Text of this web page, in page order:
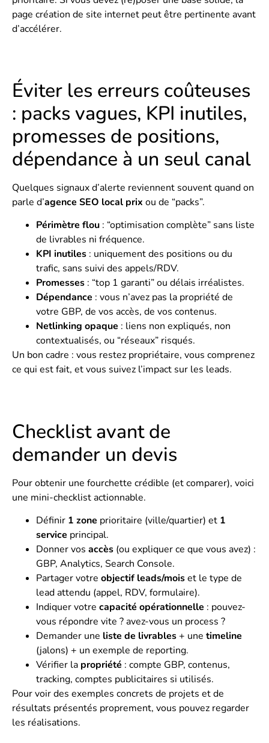
page création de site internet peut être pertinente avant
d’accélérer.
Éviter les erreurs coûteuses
: packs vagues, KPI inutiles,
promesses de positions,
dépendance à un seul canal
Quelques signaux d’alerte reviennent souvent quand on
parle d’agence SEO local prix ou de “packs”.
Périmètre flou : “optimisation complète” sans liste
de livrables ni fréquence.
KPI inutiles : uniquement des positions ou du
trafic, sans suivi des appels/RDV.
Promesses : “top 1 garanti” ou délais irréalistes.
Dépendance : vous n’avez pas la propriété de
votre GBP, de vos accès, de vos contenus.
Netlinking opaque : liens non expliqués, non
contextualisés, ou “réseaux” risqués.
Un bon cadre : vous restez propriétaire, vous comprenez
ce qui est fait, et vous suivez l’impact sur les leads.
Checklist avant de
demander un devis
Pour obtenir une fourchette crédible (et comparer), voici
une mini-checklist actionnable.
Définir 1 zone prioritaire (ville/quartier) et 1
service principal.
Donner vos accès (ou expliquer ce que vous avez) :
GBP, Analytics, Search Console.
Partager votre objectif leads/moiset le type de
lead attendu (appel, RDV, formulaire).
Indiquer votre capacité opérationnelle : pouvez-
vous répondre vite ? avez-vous un process ?
Demander une liste de livrables+ une timeline
(jalons) + un exemple de reporting.
Vérifier la propriété : compte GBP, contenus,
tracking, comptes publicitaires si utilisés.
Pour voir des exemples concrets de projets et de
résultats présentés proprement, vous pouvez regarder
les réalisations.